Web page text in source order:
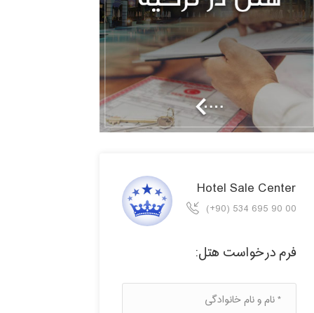
Hotel Sale Center
(+90) 534 695 90 00
فرم درخواست هتل: